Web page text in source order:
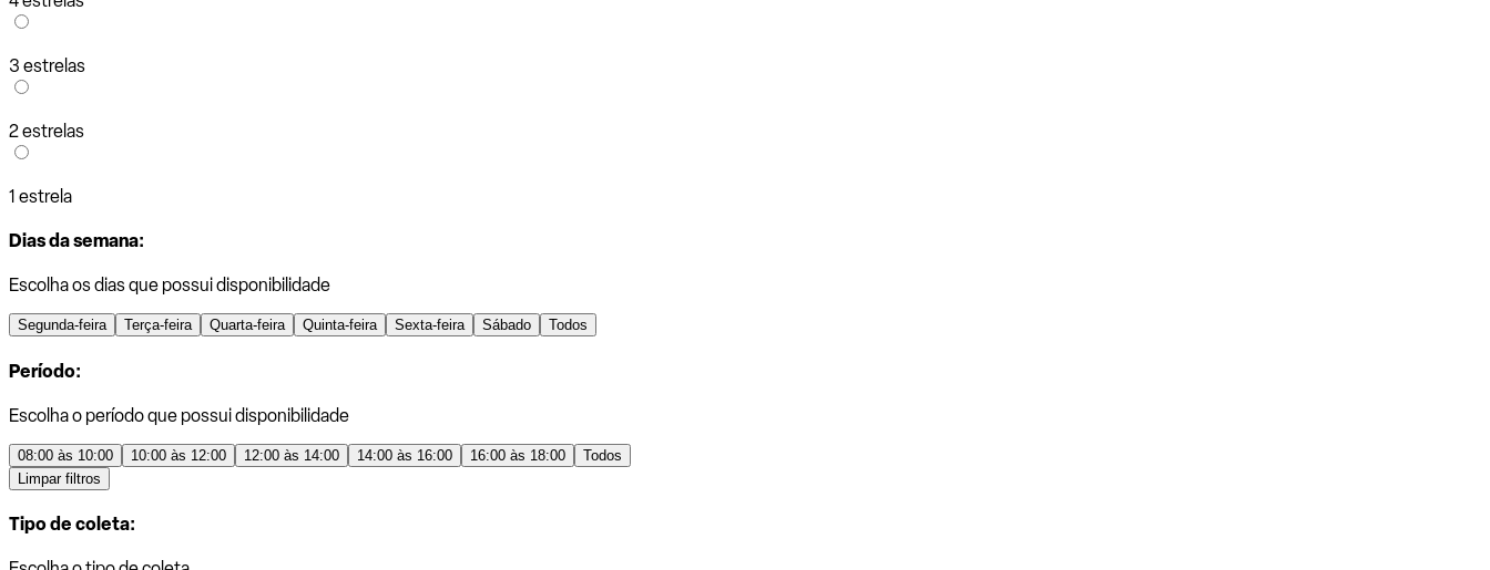
3 estrelas
2 estrelas
1 estrela
Dias da semana:
Escolha os dias que possui disponibilidade
Segunda-feira Terça-feira Quarta-feira Quinta-feira Sexta-feira Sábado Todos
Período:
Escolha o período que possui disponibilidade
08:00 às 10:00 10:00 às 12:00 12:00 às 14:00 14:00 às 16:00 16:00 às 18:00
Todos
Limpar filtros
Tipo de coleta: